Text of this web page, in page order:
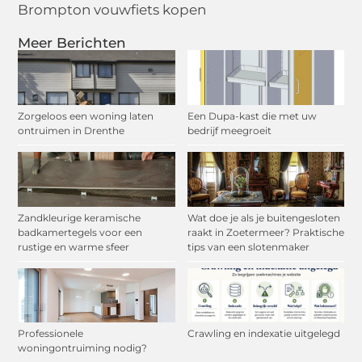
Meer Berichten
Zorgeloos een woning laten
ontruimen in Drenthe
Een Dupa-kast die met uw
bedrijf meegroeit
Zandkleurige keramische
badkamertegels voor een
rustige en warme sfeer
Wat doe je als je buitengesloten
raakt in Zoetermeer? Praktische
tips van een slotenmaker
Professionele
woningontruiming nodig?
Crawling en indexatie uitgelegd
Brompton vouwfiets kopen